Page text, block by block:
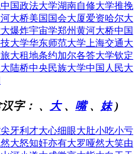
中国政法大学湖南自修大学推挽
大桥美国国会大厦爱资哈尔大
大爆炸宇宙学郑州黄河大桥中国
大学华东师范大学 上海交通大
旅大租地条约加尔各答大学钦定
陆桥中央民族大学中国人民大
字： 、 大、 嘴、 妹)
牙利 才大心细眼大肚小吃小亏
大怒知奸亦有大罗哑然大笑由